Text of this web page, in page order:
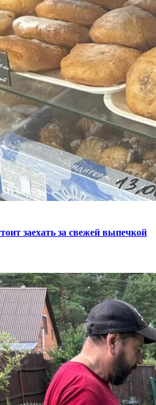
заехать за свежей выпечкой